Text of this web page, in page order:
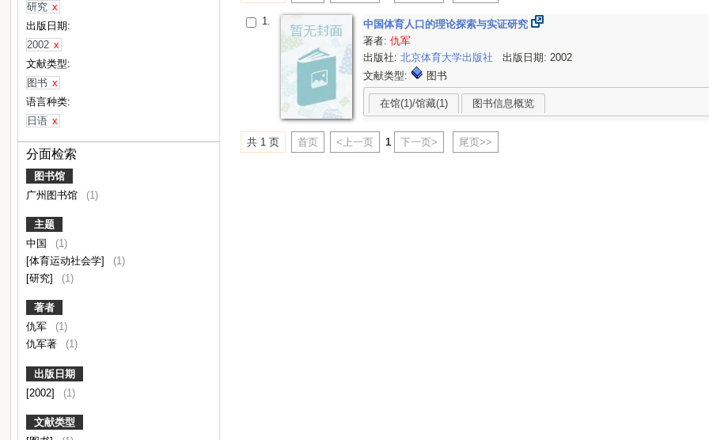
研究 x
出版日期:
2002 x
文献类型:
图书 x
语言种类:
日语 x
分面检索
图书馆
广州图书馆
(1)
主题
中国
(1)
[体育运动社会学]
(1)
[研究]
(1)
著者
仇军
(1)
仇军著
(1)
出版日期
[2002]
(1)
文献类型
1.
中国体育人口的理论探索与实证研究
著者:仇军
出版社:北京体育大学出版社
出版日期: 2002
文献类型:
图书
在馆(1)/馆藏(1) 图书信息概览
共 1 页 首页 <上一页 1 下一页> 尾页>>